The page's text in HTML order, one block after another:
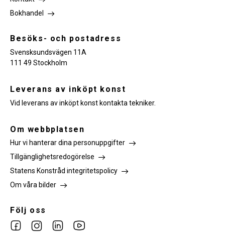
Bokhandel
Besöks- och postadress
Svensksundsvägen 11A
111 49 Stockholm
Leverans av inköpt konst
Vid leverans av inköpt konst kontakta tekniker.
Om webbplatsen
Hur vi hanterar dina personuppgifter
Tillgänglighetsredogörelse
Statens Konstråd integritetspolicy
Om våra bilder
Följ oss